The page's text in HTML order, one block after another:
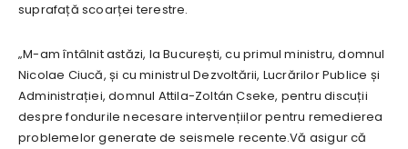
suprafață scoarței terestre.
„M-am întâlnit astăzi, la București, cu primul ministru, domnul
Nicolae Ciucă, și cu ministrul Dezvoltării, Lucrărilor Publice și
Administrației, domnul Attila-Zoltán Cseke, pentru discuții
despre fondurile necesare intervențiilor pentru remedierea
problemelor generate de seismele recente.Vă asigur că